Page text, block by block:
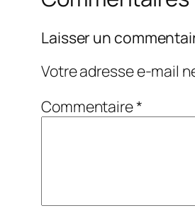
Laisser un
Votre adresse e-mail
Commentaire*